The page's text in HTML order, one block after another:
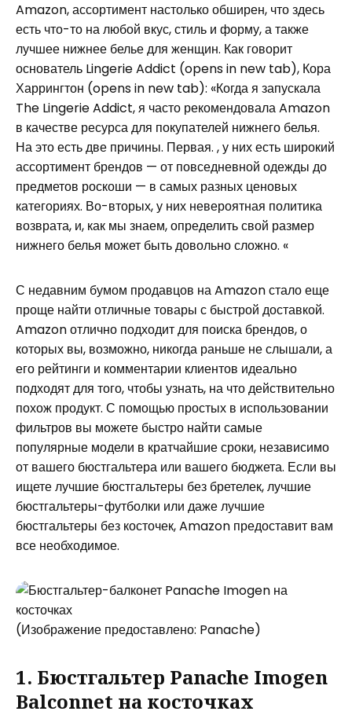
Amazon, ассортимент настолько обширен, что здесь
есть что-то на любой вкус, стиль и форму, а также
лучшее нижнее белье для женщин. Как говорит
основатель Lingerie Addict (opens in new tab), Кора
Харрингтон (opens in new tab): «Когда я запускала
The Lingerie Addict, я часто рекомендовала Amazon
в качестве ресурса для покупателей нижнего белья.
На это есть две причины. Первая. , у них есть широкий
ассортимент брендов — от повседневной одежды до
предметов роскоши — в самых разных ценовых
категориях. Во-вторых, у них невероятная политика
возврата, и, как мы знаем, определить свой размер
нижнего белья может быть довольно сложно. «
С недавним бумом продавцов на Amazon стало еще
проще найти отличные товары с быстрой доставкой.
Amazon отлично подходит для поиска брендов, о
которых вы, возможно, никогда раньше не слышали, а
его рейтинги и комментарии клиентов идеально
подходят для того, чтобы узнать, на что действительно
похож продукт. С помощью простых в использовании
фильтров вы можете быстро найти самые
популярные модели в кратчайшие сроки, независимо
от вашего бюстгальтера или вашего бюджета. Если вы
ищете лучшие бюстгальтеры без бретелек, лучшие
бюстгальтеры-футболки или даже лучшие
бюстгальтеры без косточек, Amazon предоставит вам
все необходимое.
(Изображение предоставлено: Panache)
1. Бюстгальтер Panache Imogen
Balconnet на косточках